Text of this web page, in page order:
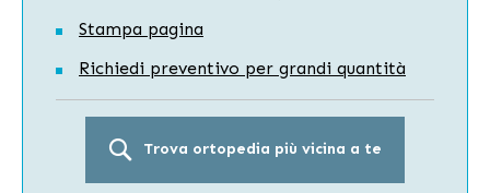
Stampa pagina
Richiedi preventivo per grandi quantità
Trova ortopedia più vicina a te